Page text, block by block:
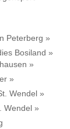
Peterberg »
Bosiland »
»
»
Wendel »
Wendel »